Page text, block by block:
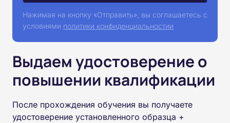
Нажимая на кнопку «Отправить», вы соглашаетесь с
условиями политики конфиденциальностии
Выдаем удостоверение о
повышении квалификации
После прохождения обучения вы получаете
удостоверение установленного образца +